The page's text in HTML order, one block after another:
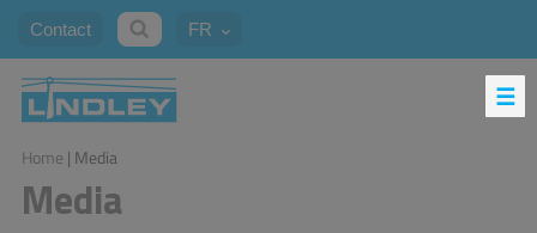
Contact FR
Home | Media
Media